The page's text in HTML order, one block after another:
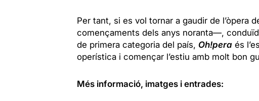
Per tant, si es vol tornar a gaudir de
començaments dels anys noranta—,
de primera categoria del país, Oh!pera és
operística i començar l’estiu amb molt bon
Més informació, imatges i entrades: